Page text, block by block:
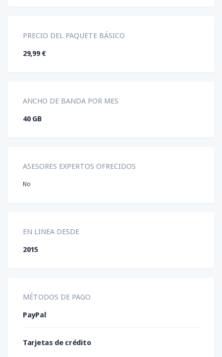
PRECIO DEL PAQUETE BÁSICO
29,99 €
ANCHO DE BANDA POR MES
40 GB
ASESORES EXPERTOS OFRECIDOS
No
EN LINEA DESDE
2015
MÉTODOS DE PAGO
PayPal
Tarjetas de crédito